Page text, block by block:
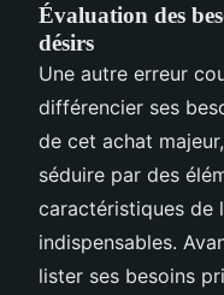
Évaluation des
désirs
Une autre erreur
différencier ses
de cet achat
séduire par des
caractéristiques de
indispensables.
lister ses besoins